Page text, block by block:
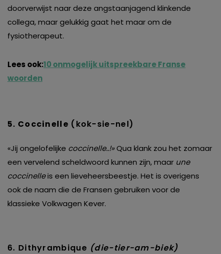
doorverwijst naar deze angstaanjagend klinkende
collega, maar gelukkig gaat het maar om de
fysiotherapeut.
Lees ook:10 onmogelijk uitspreekbare Franse
woorden
5. Coccinelle (kok-sie-nel)
«Jij ongelofelijke coccinelle..!»Qua klank zou het zomaar
een vervelend scheldwoord kunnen zijn, maar une
coccinelleis een lieveheersbeestje. Het is overigens
ook de naam die de Fransen gebruiken voor de
klassieke Volkwagen Kever.
6. Dithyrambique (die-tier-am-biek)